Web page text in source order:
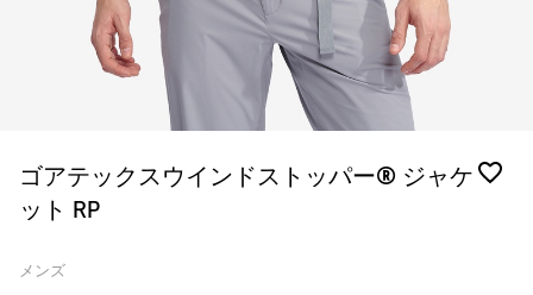
ゴアテックスウインドストッパー® ジャケ
ット RP
メンズ